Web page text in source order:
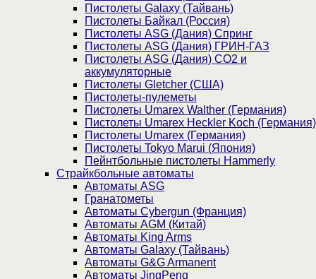
Пистолеты Galaxy (Тайвань)
Пистолеты Байкал (Россия)
Пистолеты ASG (Дания) Спринг
Пистолеты ASG (Дания) ГРИН-ГАЗ
Пистолеты ASG (Дания) CO2 и
аккумуляторные
Пистолеты Gletcher (США)
Пистолеты-пулеметы
Пистолеты Umarex Walther (Германия)
Пистолеты Umarex Heckler Koch (Германия)
Пистолеты Umarex (Германия)
Пистолеты Tokyo Marui (Япония)
Пейнтбольные пистолеты Hammerly
Страйкбольные автоматы
Автоматы ASG
Гранатометы
Автоматы Cybergun (Франция)
Автоматы AGM (Китай)
Автоматы King Arms
Автоматы Galaxy (Тайвань)
Автоматы G&G Armanent
Автоматы JingPeng